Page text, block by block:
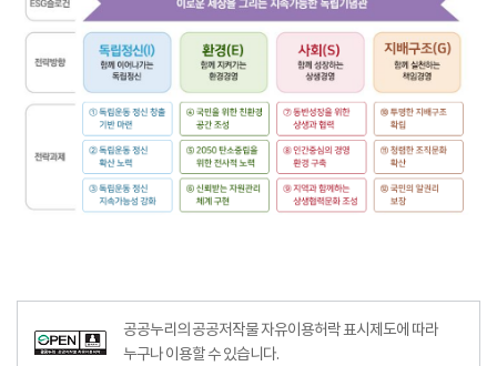
공공누리의 공공저작물 자유이용허락 표시제도에 따라
누구나 이용할 수 있습니다.